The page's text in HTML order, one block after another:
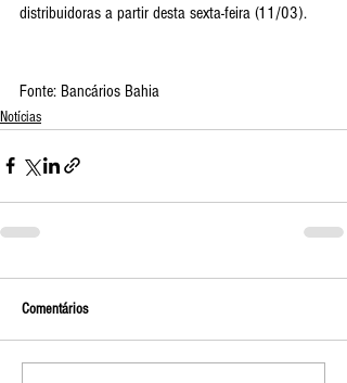
distribuidoras a partir desta sexta-feira (11/03).
Fonte: Bancários Bahia
Notícias
Comentários